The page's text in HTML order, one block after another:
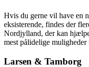
Hvis du gerne vil have en
eksisterende, findes der
Nordjylland, der kan
mest pålidelige muligheder
Larsen & Tamborg